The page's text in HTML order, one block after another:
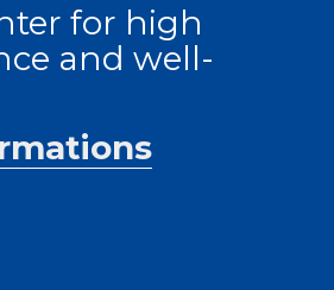
for high
and well-